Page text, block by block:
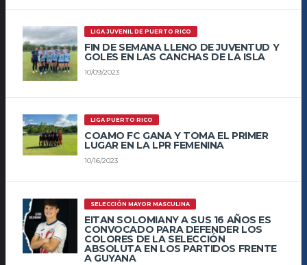
LIGA JUVENIL DE PUERTO RICO
FIN DE SEMANA LLENO DE JUVENTUD Y
GOLES EN LAS CANCHAS DE LA ISLA
10/09/2023
LIGA PUERTO RICO
COAMO FC GANA Y TOMA EL PRIMER
LUGAR EN LA LPR FEMENINA
10/16/2023
SELECCIÓN MAYOR MASCULINA
EITAN SOLOMIANY A SUS 16 AÑOS ES
CONVOCADO PARA DEFENDER LOS
COLORES DE LA SELECCIÓN
ABSOLUTA EN LOS PARTIDOS FRENTE
A GUYANA